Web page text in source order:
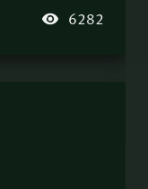
6282